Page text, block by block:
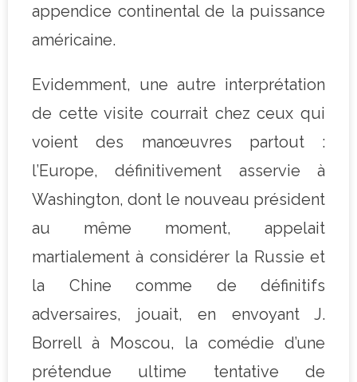
appendice continental de la puissance
américaine.
Evidemment, une autre interprétation
de cette visite courrait chez ceux qui
voient des manœuvres partout :
l’Europe, définitivement asservie à
Washington, dont le nouveau président
au même moment, appelait
martialement à considérer la Russie et
la Chine comme de définitifs
adversaires, jouait, en envoyant J.
Borrell à Moscou, la comédie d’une
prétendue ultime tentative de